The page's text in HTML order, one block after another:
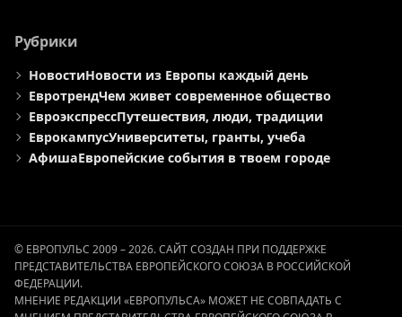
Рубрики
НовостиНовости из Европы каждый день
ЕвротрендЧем живет современное общество
ЕвроэкспрессПутешествия, люди, традиции
ЕврокампусУниверситеты, гранты, учеба
АфишаЕвропейские события в твоем городе
© ЕВРОПУЛЬС 2009 – 2026. САЙТ СОЗДАН ПРИ ПОДДЕРЖКЕ
ПРЕДСТАВИТЕЛЬСТВА ЕВРОПЕЙСКОГО СОЮЗА В РОССИЙСКОЙ
ФЕДЕРАЦИИ.
МНЕНИЕ РЕДАКЦИИ «ЕВРОПУЛЬСА» МОЖЕТ НЕ СОВПАДАТЬ С